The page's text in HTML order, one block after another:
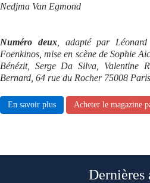
Nedjma Van Egmond
Numéro deux, adapté par
Foenkinos, mise en scène de Sophie
Bénézit, Serge Da Silva, Valentine
Bernard, 64 rue du Rocher 75008
En savoir plus Acheter le magazine
Dernières